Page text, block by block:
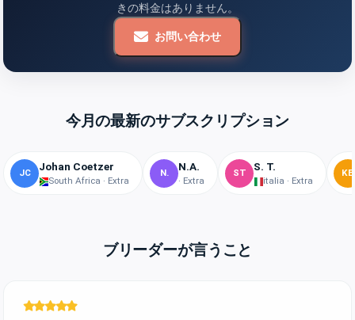
きの料金はありません。
お問い合わせ
今月の最新のサブスクリプション
JC Johan Coetzer
South Africa · Extra
N. N.A.
· Extra
ST S. T.
italia · Extra
KE
ブリーダーが言うこと